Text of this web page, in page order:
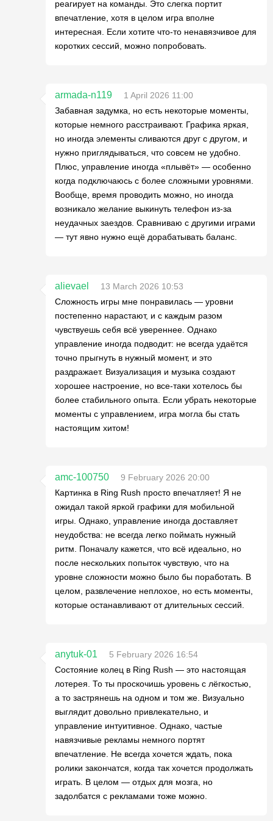
реагирует на команды. Это слегка портит
впечатление, хотя в целом игра вполне
интересная. Если хотите что-то ненавязчивое для
коротких сессий, можно попробовать.
armada-n119
1 April 2026 11:00
Забавная задумка, но есть некоторые моменты,
которые немного расстраивают. Графика яркая,
но иногда элементы сливаются друг с другом, и
нужно приглядываться, что совсем не удобно.
Плюс, управление иногда «плывёт» — особенно
когда подключаюсь с более сложными уровнями.
Вообще, время проводить можно, но иногда
возникало желание выкинуть телефон из-за
неудачных заездов. Сравниваю с другими играми
— тут явно нужно ещё дорабатывать баланс.
alievael
13 March 2026 10:53
Сложность игры мне понравилась — уровни
постепенно нарастают, и с каждым разом
чувствуешь себя всё увереннее. Однако
управление иногда подводит: не всегда удаётся
точно прыгнуть в нужный момент, и это
раздражает. Визуализация и музыка создают
хорошее настроение, но все-таки хотелось бы
более стабильного опыта. Если убрать некоторые
моменты с управлением, игра могла бы стать
настоящим хитом!
amc-100750
9 February 2026 20:00
Картинка в Ring Rush просто впечатляет! Я не
ожидал такой яркой графики для мобильной
игры. Однако, управление иногда доставляет
неудобства: не всегда легко поймать нужный
ритм. Поначалу кажется, что всё идеально, но
после нескольких попыток чувствую, что на
уровне сложности можно было бы поработать. В
целом, развлечение неплохое, но есть моменты,
которые останавливают от длительных сессий.
anytuk-01
5 February 2026 16:54
Состояние колец в Ring Rush — это настоящая
лотерея. То ты проскочишь уровень с лёгкостью,
а то застрянешь на одном и том же. Визуально
выглядит довольно привлекательно, и
управление интуитивное. Однако, частые
навязчивые рекламы немного портят
впечатление. Не всегда хочется ждать, пока
ролики закончатся, когда так хочется продолжать
играть. В целом — отдых для мозга, но
задолбатся с рекламами тоже можно.